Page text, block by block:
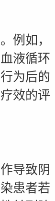
如，
液循环
为后的
效的评
导致阴
患者若